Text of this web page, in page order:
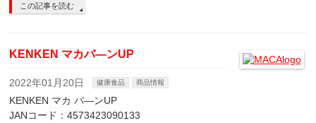
この記事を読む
KENKEN マカバ—ンUP
2022年01月20日 健康食品 商品情報
KENKEN マカ バ—ンUP
JANコード：4573423090133